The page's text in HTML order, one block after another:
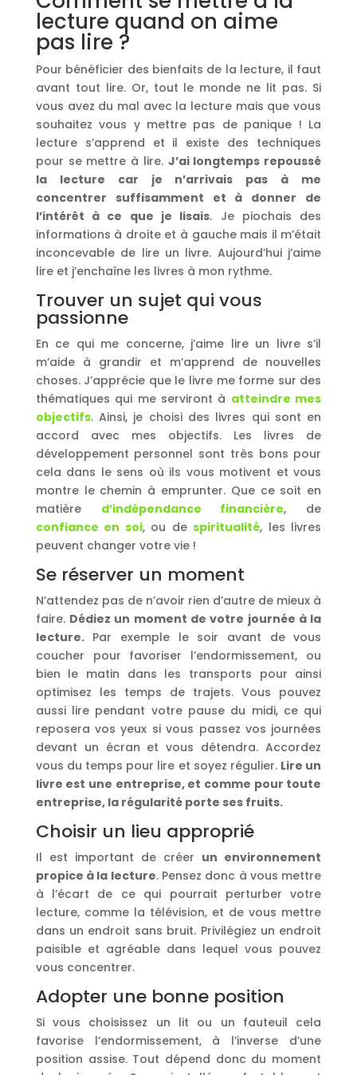
lecture quand on aime
pas lire ?
Pour bénéficier des bienfaits de la lecture, il faut
avant tout lire. Or, tout le monde ne lit pas. Si
vous avez du mal avec la lecture mais que vous
souhaitez vous y mettre pas de panique ! La
lecture s’apprend et il existe des techniques
pour se mettre à lire. J’ai longtemps repoussé
la lecture car je n’arrivais pas à me
concentrer suffisamment et à donner de
l’intérêt à ce que je lisais. Je piochais des
informations à droite et à gauche mais il m’était
inconcevable de lire un livre. Aujourd’hui j’aime
lire et j’enchaîne les livres à mon rythme.
Trouver un sujet qui vous
passionne
En ce qui me concerne, j’aime lire un livre s’il
m’aide à grandir et m’apprend de nouvelles
choses. J’apprécie que le livre me forme sur des
thématiques qui me serviront à atteindre mes
objectifs. Ainsi, je choisi des livres qui sont en
accord avec mes objectifs. Les livres de
développement personnel sont très bons pour
cela dans le sens où ils vous motivent et vous
montre le chemin à emprunter. Que ce soit en
matière d’indépendance financière, de
confiance en soi, ou despiritualité, les livres
peuvent changer votre vie !
Se réserver un moment
N’attendez pas de n’avoir rien d’autre de mieux à
faire. Dédiez un moment de votre journée à la
lecture.Par exemple le soir avant de vous
coucher pour favoriser l’endormissement, ou
bien le matin dans les transports pour ainsi
optimisez les temps de trajets. Vous pouvez
aussi lire pendant votre pause du midi, ce qui
reposera vos yeux si vous passez vos journées
devant un écran et vous détendra. Accordez
vous du temps pour lire et soyez régulier. Lire un
livre est une entreprise, et comme pour toute
entreprise, la régularité porte ses fruits.
Choisir un lieu approprié
Il est important de créer un environnement
propice à la lecture. Pensez donc à vous mettre
à l’écart de ce qui pourrait perturber votre
lecture, comme la télévision, et de vous mettre
dans un endroit sans bruit. Privilégiez un endroit
paisible et agréable dans lequel vous pouvez
vous concentrer.
Adopter une bonne position
Si vous choisissez un lit ou un fauteuil cela
favorise l’endormissement, à l’inverse d’une
position assise. Tout dépend donc du moment